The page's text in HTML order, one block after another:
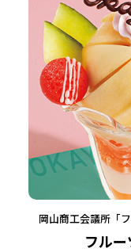
フル
岡山商工会議所「